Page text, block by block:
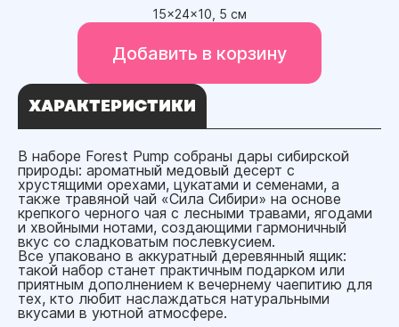
15x24x10, 5 см
Добавить в корзину
ХАРАКТЕРИСТИКИ
В наборе Forest Pump собраны дары сибирской
природы: ароматный медовый десерт с
хрустящими орехами, цукатами и семенами, а
также травяной чай «Сила Сибири» на основе
крепкого черного чая с лесными травами, ягодами
и хвойными нотами, создающими гармоничный
вкус со сладковатым послевкусием.
Все упаковано в аккуратный деревянный ящик:
такой набор станет практичным подарком или
приятным дополнением к вечернему чаепитию для
тех, кто любит наслаждаться натуральными
вкусами в уютной атмосфере.